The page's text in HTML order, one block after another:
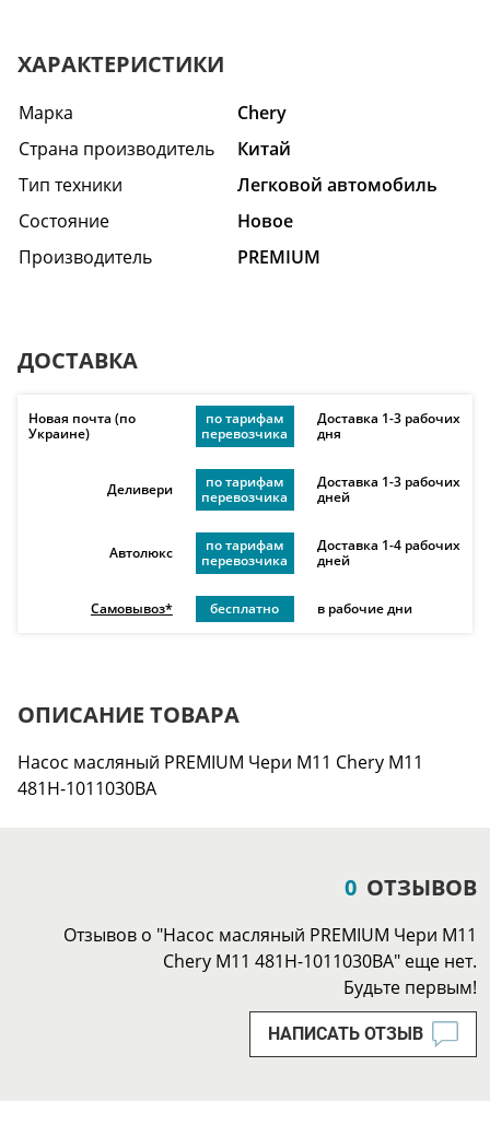
ХАРАКТЕРИСТИКИ
Марка
Chery
Страна производитель
Китай
Тип техники
Легковой автомобиль
Состояние
Hовое
Производитель
PREMIUM
ДОСТАВКА
Новая почта (по
Украине)
по тарифам
перевозчика
Доставка 1-3 рабочих
дня
Деливери
по тарифам
перевозчика
Доставка 1-3 рабочих
дней
Автолюкс
по тарифам
перевозчика
Доставка 1-4 рабочих
дней
Самовывоз* бесплатно в рабочие дни
ОПИСАНИЕ ТОВАРА
Насос масляный PREMIUM Чери М11 Chery M11
481H-1011030BA
0 ОТЗЫВОВ
Отзывов о "Насос масляный PREMIUM Чери М11
Chery M11 481H-1011030BA" еще нет.
Будьте первым!
НАПИСАТЬ ОТЗЫВ